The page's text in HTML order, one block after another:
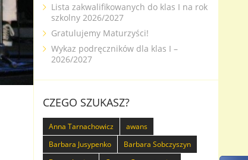
Lista zakwalifikowanych do klas I na rok
szkolny 2026/2027
Gratulujemy Maturzyści!
Wykaz podręczników dla klas I –
2026/2027
CZEGO SZUKASZ?
Anna Tarnachowicz
awans
Barbara Jusypenko
Barbara Sobczyszyn